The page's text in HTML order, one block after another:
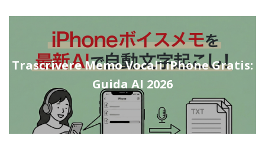
Trascrivere Memo Vocali iPhone Gratis:
Guida AI 2026